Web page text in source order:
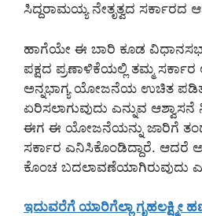
ಸಿದ್ದರಾಮಯ್ಯ ನೇತೃತ್ವದ ಸರ್ಕಾರದ
ಹಾಗೆಯೇ ಈ ಬಾರಿ ಕೂಡ
ಪಕ್ಷದ ಪ್ರಣಾಳಿಕೆಯಲ್ಲಿ ತಮ್ಮ
ಅನ್ನಭಾಗ್ಯ ಯೋಜನೆಯ ಉಚಿತ
ಏರಿಸಲಾಗುವುದು ಎನ್ನುವ
ಈಗ ಈ ಯೋಜನೆಯನ್ನು ಜಾರಿಗೆ
ಸರ್ಕಾರ ಎನಿಸಿಕೊಂಡಿದ್ದಾರೆ.
ಕೊಂಚ ಬದಲಾವಣೆಯಾಗಿರುವುದು
ಇದುವರೆಗೆ ಯಾರಿಗೆಲ್ಲಾ ಗೃಹಲಕ್ಷ್ಮೀ